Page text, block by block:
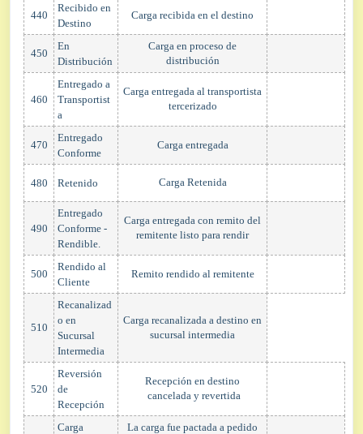
440
Recibido en
Destino
Carga recibida en el destino
450
En
Distribución
Carga en proceso de
distribución
460
Entregado a
Transportist
a
Carga entregada al transportista
tercerizado
470
Entregado
Conforme
Carga entregada
480 Retenido Carga Retenida
490
Entregado
Conforme -
Rendible.
Carga entregada con remito del
remitente listo para rendir
500
Rendido al
Cliente
Remito rendido al remitente
510
Recanalizad
o en
Sucursal
Intermedia
Carga recanalizada a destino en
sucursal intermedia
520
Reversión
de
Recepción
Recepción en destino
cancelada y revertida
Carga
La carga fue pactada a pedido